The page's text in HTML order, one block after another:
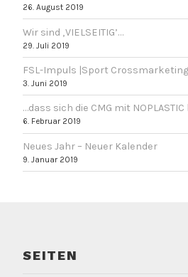
26. August 2019
Wir sind ‚VIELSEITIG’…
29. Juli 2019
FSL-Impuls |Sport Crossmarketing
3. Juni 2019
…dass sich die CMG mit
6. Februar 2019
Neues Jahr – Neuer Kalender
9. Januar 2019
SEITEN